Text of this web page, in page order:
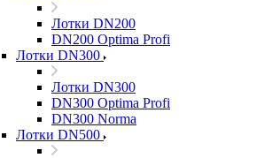
Лотки DN200
DN200 Optima Profi
Лотки DN300
Лотки DN300
DN300 Optima Profi
DN300 Norma
Лотки DN500